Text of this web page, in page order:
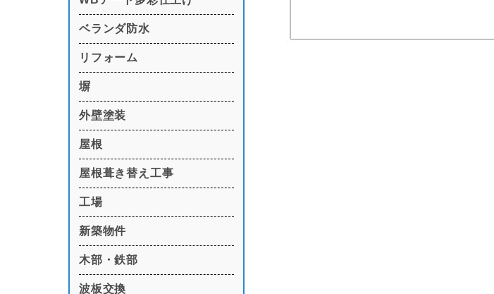
ベランダ防水
リフォーム
塀
外壁塗装
屋根
屋根葺き替え工事
工場
新築物件
木部・鉄部
波板交換